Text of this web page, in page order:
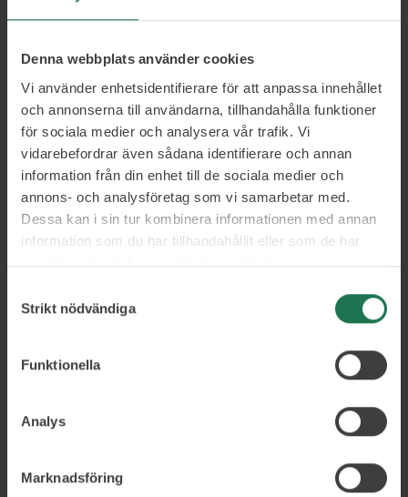
Denna webbplats använder cookies
Vi använder enhetsidentifierare för att anpassa innehållet
och annonserna till användarna, tillhandahålla funktioner
för sociala medier och analysera vår trafik. Vi
vidarebefordrar även sådana identifierare och annan
information från din enhet till de sociala medier och
annons- och analysföretag som vi samarbetar med.
Dessa kan i sin tur kombinera informationen med annan
information som du har tillhandahållit eller som de har
samlat in när du har använt deras tjänster.
Strikt nödvändiga
Funktionella
Analys
Marknadsföring
Martin Zellman
E-handelskonsult
och plattformsspecialist
Martin har en lång erfarenhet av försäljning av
ett troget nätverk, större än många andra, är Martin en
given expert på att hitta rätt plattformslösning oavsett
E-handel
Läs mer och boka